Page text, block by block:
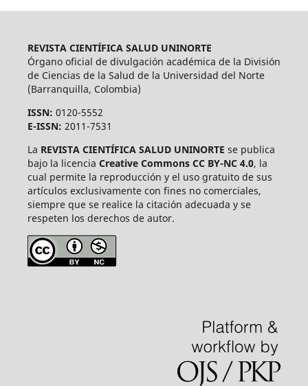
REVISTA CIENTÍFICA SALUD UNINORTE
Órgano oficial de divulgación académica de la División
de Ciencias de la Salud de la Universidad del Norte
(Barranquilla, Colombia)
ISSN: 0120-5552
E-ISSN: 2011-7531
La REVISTA CIENTÍFICA SALUD UNINORTE se publica
bajo la licencia Creative Commons CC BY-NC 4.0, la
cual permite la reproducción y el uso gratuito de sus
artículos exclusivamente con fines no comerciales,
siempre que se realice la citación adecuada y se
respeten los derechos de autor.